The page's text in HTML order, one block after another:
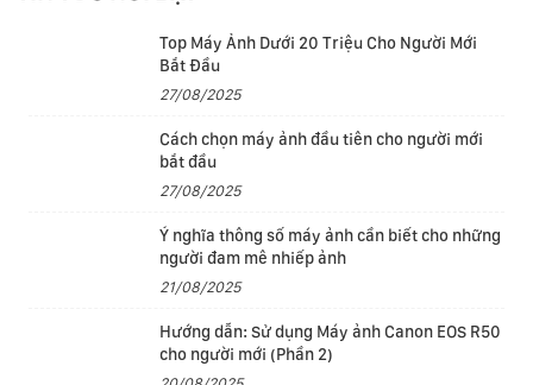
Thiết kế chất liệu cao cấp
Lenovo ThinkPad X1 Nano Gen 1
nhất của Lenovo, chỉ nặng dưới 1kg, giúp người dùng
dễ dàng mang theo làm việc ở bất kỳ đâu. Máy được
chế tác từ hợp kim nhôm và magie, đảm bảo độ bền và
Top Máy Ảnh Dưới 20 Triệu Cho Người Mới
Bắt Đầu
27/08/2025
Cách chọn máy ảnh đầu tiên cho người mới
bắt đầu
27/08/2025
Ý nghĩa thông số máy ảnh cần biết cho những
người đam mê nhiếp ảnh
21/08/2025
Hướng dẫn: Sử dụng Máy ảnh Canon EOS R50
cho người mới (Phần 2)